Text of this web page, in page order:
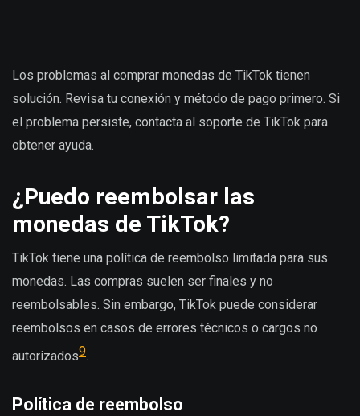
Los problemas al comprar monedas de TikTok tienen
solución. Revisa tu conexión y método de pago primero. Si
el problema persiste, contacta al soporte de TikTok para
obtener ayuda.
¿Puedo reembolsar las
monedas de TikTok?
TikTok tiene una política de reembolso limitada para sus
monedas. Las compras suelen ser finales y no
reembolsables. Sin embargo, TikTok puede considerar
reembolsos en casos de errores técnicos o cargos no
autorizados9.
Política de reembolso